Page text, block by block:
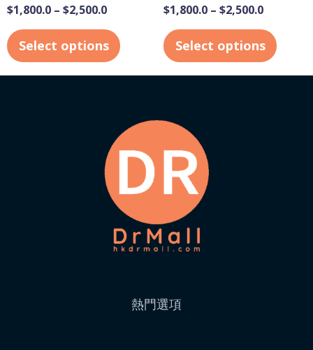
$1,800.0 – $2,500.0
Select options
product
$1,800.0 – $2,500.0
Select options
熱門選項